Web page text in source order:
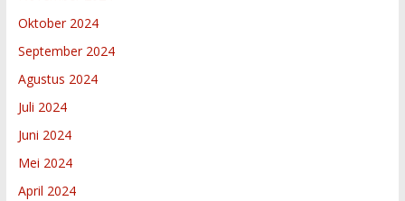
Oktober 2024
September 2024
Agustus 2024
Juli 2024
Juni 2024
Mei 2024
April 2024